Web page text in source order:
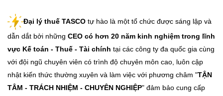
Đại lý thuế TASCO tự hào là một tổ chức được sáng lập và
dẫn dắt bởi những CEO có hơn 20 năm kinh nghiệm trong lĩnh
vực Kế toán - Thuế - Tài chính tại các công ty đa quốc gia cùng
với đội ngũ chuyên viên có trình độ chuyên môn cao, luôn cập
nhật kiến thức thường xuyên và làm việc với phương châm "TẬN
TÂM - TRÁCH NHIỆM - CHUYÊN NGHIỆP" đảm bảo cung cấp